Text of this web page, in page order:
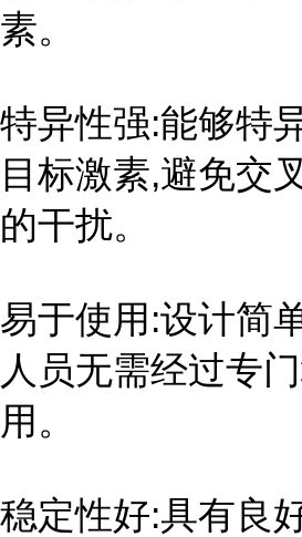
素。
特异性强:能够特
目标激素,避免交
的干扰。
易于使用:设计简
人员无需经过专
用。
稳定性好:具有良